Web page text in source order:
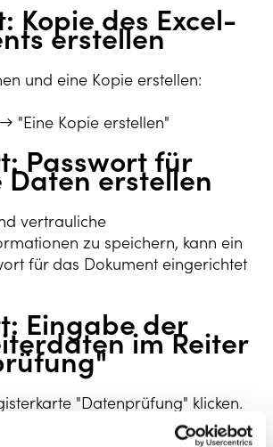
Kopie des Excel-
erstellen
und eine Kopie erstellen:
"Eine Kopie erstellen"
Passwort für
Daten erstellen
vertrauliche
zu speichern, kann ein
für das Dokument eingerichtet
Eingabe der
im Reiter
"Datenprüfung" klicken.
Felder in der Spalte